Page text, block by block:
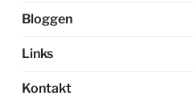
Bloggen
Links
Kontakt